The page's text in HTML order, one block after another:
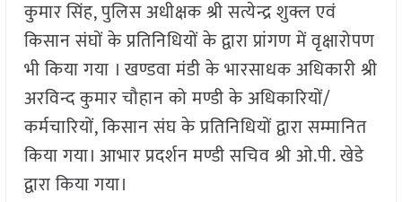
कुमार सिंह, पुलिस अधीक्षक श्री सत्येन्द्र शुक्ल एवं
किसान संघों के प्रतिनिधियों के द्वारा प्रांगण में वृक्षारोपण
भी किया गया । खण्डवा मंडी के भारसाधक अधिकारी श्री
अरविन्द कुमार चौहान को मण्डी के अधिकारियों/
कर्मचारियों, किसान संघ के प्रतिनिधियों द्वारा सम्मानित
किया गया। आभार प्रदर्शन मण्डी सचिव श्री ओ.पी. खेडे
द्वारा किया गया।